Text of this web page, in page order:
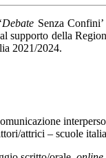
Debate Senza
supporto della
2021/2024.
attrici – scuole